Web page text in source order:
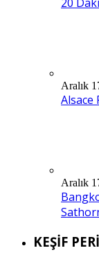
Aralık
Alsace
Aralık
KEŞİF